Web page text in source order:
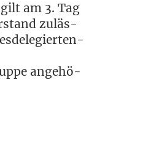
am 3. Tag
zuläs­
ange­hö­